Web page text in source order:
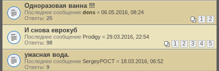
Одноразовая ванна !!!
Последнее сообщение dens « 06.05.2016, 08:24
Ответы: 25 1 2
И снова еврокуб
Последнее сообщение Prodigy « 29.03.2016, 22:54
Ответы: 98 1 2 3 4 5
ужасная вода.
Последнее сообщение SergeyPOCT « 18.03.2016, 06:52
Ответы: 9